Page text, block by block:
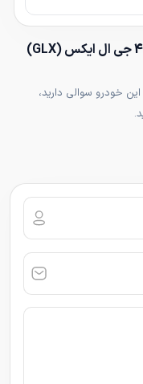
نظرات و پرسش‌های کاربران درباره پژو 405 جی ال ایکس (GLX)
خودرو سوالی دارید،